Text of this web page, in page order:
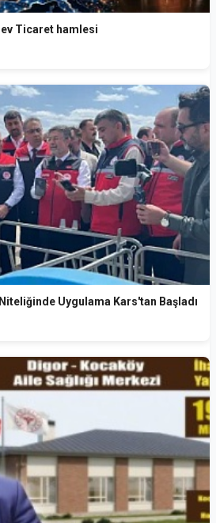
Ticaret hamlesi
Uygulama Kars'tan Başladı